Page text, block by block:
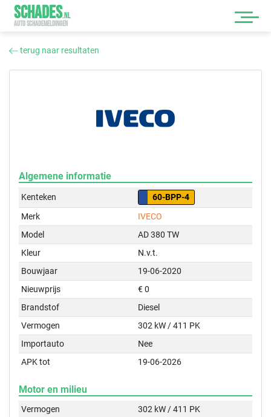
SCHADES.NL
AUTO SCHADEMELDINGEN
terug naar resultaten
Algemene informatie
Kenteken
60-BPP-4
Merk
IVECO
Model
AD 380 TW
Kleur
N.v.t.
Bouwjaar
19-06-2020
Nieuwprijs
€ 0
Brandstof
Diesel
Vermogen
302 kW / 411 PK
Importauto
Nee
APK tot
19-06-2026
Motor en milieu
Vermogen
302 kW / 411 PK